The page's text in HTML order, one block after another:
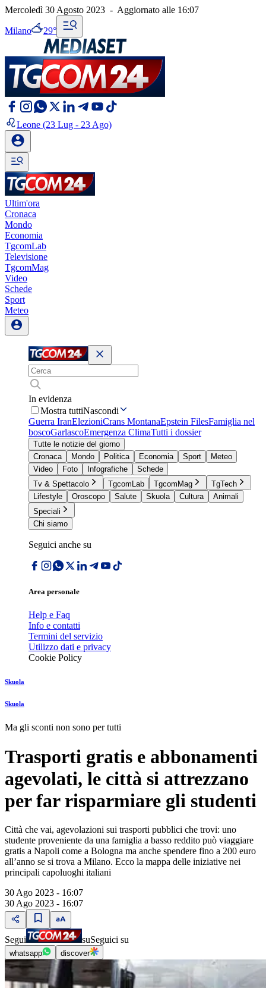
Mercoledì 30 Agosto 2023 - Aggiornato alle 16:07
Milano 29°
Leone (23 Lug - 23 Ago)
Ultim'ora
Cronaca
Mondo
Economia
TgcomLab
Televisione
TgcomMag
Video
Schede
Sport
Meteo
In evidenza
Mostra tuttiNascondi
Guerra IranElezioniCrans MontanaEpstein FilesFamiglia nel
boscoGarlascoEmergenza ClimaTutti i dossier
Tutte le notizie del giorno
Cronaca
Mondo Politica Economia Sport
Meteo
Video
Foto Infografiche
Schede
Tv & Spettacolo
TgcomLab TgcomMag
TgTech
Lifestyle
Oroscopo Salute Skuola Cultura
Animali
Speciali
Chi siamo
Seguici anche su
Area personale
Help e Faq
Info e contatti
Termini del servizio
Utilizzo dati e privacy
Cookie Policy
Skuola
Skuola
Ma gli sconti non sono per tutti
Trasporti gratis e abbonamenti
agevolati, le città si attrezzano
per far risparmiare gli studenti
Città che vai, agevolazioni sui trasporti pubblici che trovi: uno
studente proveniente da una famiglia a basso reddito può viaggiare
gratis a Napoli come a Bologna ma anche spendere fino a 200 euro
all’anno se si trova a Milano. Ecco la mappa delle iniziative nei
principali capoluoghi italiani
30 Ago 2023 - 16:07
30 Ago 2023 - 16:07
Segui suSeguici su
whatsapp discover